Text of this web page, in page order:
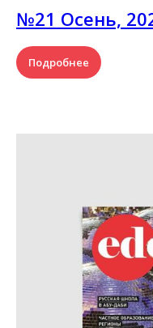
№21 Осень,
Подробнее